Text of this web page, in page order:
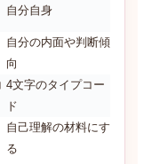
自分自身
自分の内面や判断傾
向
4文字のタイプコー
ド
自己理解の材料にす
る